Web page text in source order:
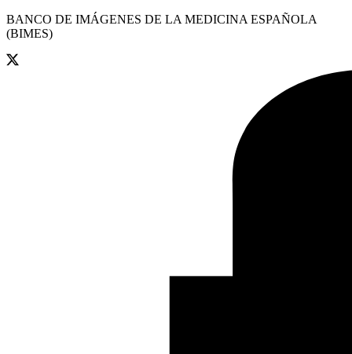
BANCO DE IMÁGENES DE LA MEDICINA ESPAÑOLA
(BIMES)